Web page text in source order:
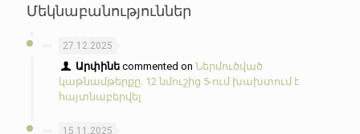
Մեկնաբանություններ
27.12.2025
Արփինե commented onՆերմուծված
կաթնամթերքը. 12 նմուշից 5-ում խախտում է
հայտնաբերվել
15.11.2025